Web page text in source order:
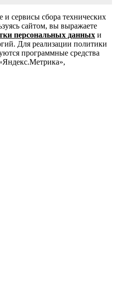
сервисы сбора технических
сайтом, вы выражаете
персональных данных и
Для реализации политики
программные средства